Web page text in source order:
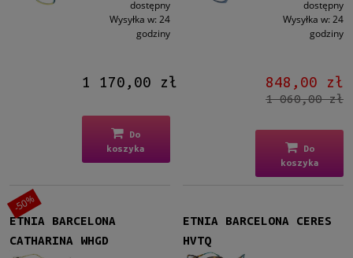
dostępny
Wysyłka w: 24
godziny
1 170,00 zł
Do
koszyka
dostępny
Wysyłka w: 24
godziny
848,00 zł
1 060,00 zł
Do
koszyka
ETNIA BARCELONA
CATHARINA WHGD
-50%
ETNIA BARCELONA CERES
HVTQ